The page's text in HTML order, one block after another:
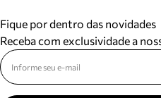
Fique por dentro das novidades
Receba com exclusividade a